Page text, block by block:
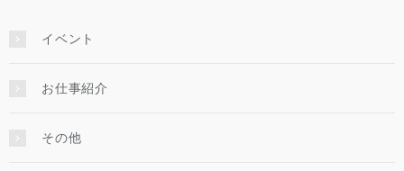
イベント
お仕事紹介
その他